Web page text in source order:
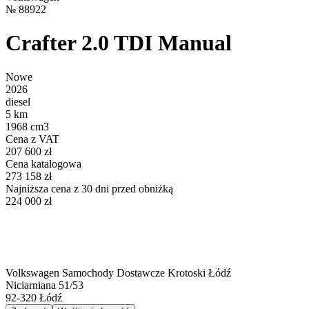
№ 88922
Crafter 2.0 TDI Manual
Nowe
2026
diesel
5 km
1968 cm3
Cena z VAT
207 600 zł
Cena katalogowa
273 158 zł
Najniższa cena z 30 dni przed obniżką
224 000 zł
Volkswagen Samochody Dostawcze Krotoski Łódź
Niciarniana 51/53
92-320 Łódź